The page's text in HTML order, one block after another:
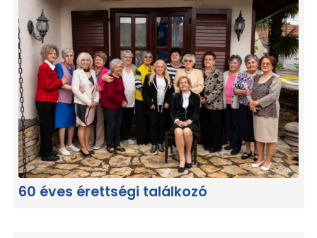
60 éves érettségi találkozó